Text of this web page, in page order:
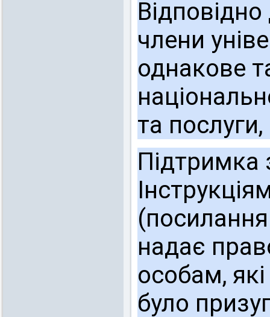
Відповідно
члени
однакове
та
Підтримка
(посилання
надає
особам,
було